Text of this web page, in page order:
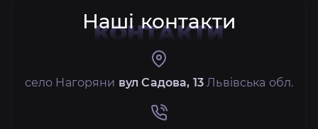
Наші контакти
КОНТАКТИ
село Нагоряни вул Садова, 13 Львівська обл.